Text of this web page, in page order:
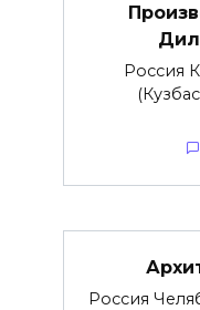
Россия
Россия